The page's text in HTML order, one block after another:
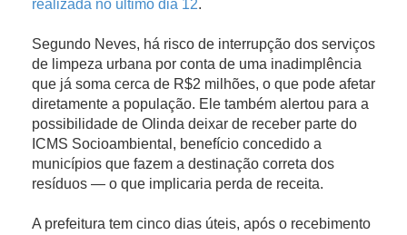
realizada no último dia 12.
Segundo Neves, há risco de interrupção dos serviços
de limpeza urbana por conta de uma inadimplência
que já soma cerca de R$2 milhões, o que pode afetar
diretamente a população. Ele também alertou para a
possibilidade de Olinda deixar de receber parte do
ICMS Socioambiental, benefício concedido a
municípios que fazem a destinação correta dos
resíduos — o que implicaria perda de receita.
A prefeitura tem cinco dias úteis, após o recebimento